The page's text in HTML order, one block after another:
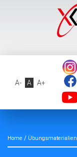
A- A A+
Home / Übungsmaterialien